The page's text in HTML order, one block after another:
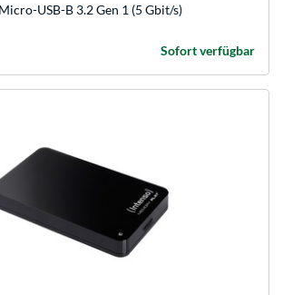
USB-B 3.2 Gen 1 (5 Gbit/s)
Sofort verfügbar